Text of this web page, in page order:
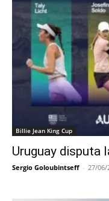
Billie Jean King Cup
Uruguay disputa
Sergio Goloubintseff - 27/06/